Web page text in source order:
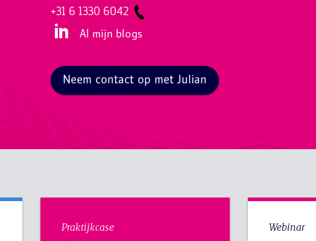
+31 6 1330 6042
Al mijn blogs
Neem contact op met Julian
Praktijkcase Webinar